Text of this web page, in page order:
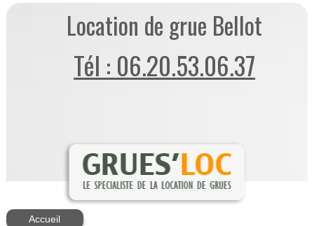
Location de grue Bellot
Tél : 06.20.53.06.37
Accueil